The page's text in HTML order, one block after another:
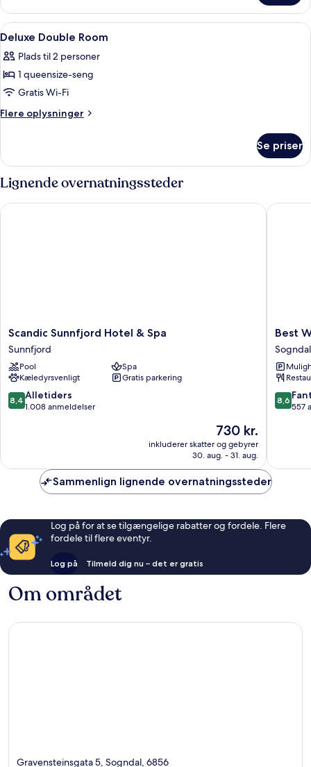
Twin
Room
Indlæs
alle
billeder
af
Deluxe
Double
Et moderne soveværelse med et
1
Deluxe Double Room
Plads til 2 personer
1 queensize-seng
Gratis Wi-Fi
Flere oplysninger
Flere
Double
Room
Se priser
Lignende overnatningssteder
Scandic
Sunnfjord
Hotel
&
Spa
Sunnfjord
Scandic Sunnfjord Hotel & Spa
Sunnfjord
Pool
Spa
Kæledyrsvenligt
Gratis parkering
8.4
ud
anmeldelser
8,4 Alletiders
1.008 anmeldelser
Prisen
730 kr.
730 kr.
inkluderer skatter og gebyrer
30. aug. - 31. aug.
Scandic Sunnfjord Hotel & Spa
Best
Western
Hotell
Sogndal
Best
Sogndal
8.6
ud
8,6
557
Best
Sammenlign lignende overnatningssteder
Log på for at se tilgængelige rabatter og fordele. Flere
fordele til flere eventyr.
Log på Tilmeld dig nu – det er gratis
Om området
Gravensteinsgata 5, Sogndal, 6856